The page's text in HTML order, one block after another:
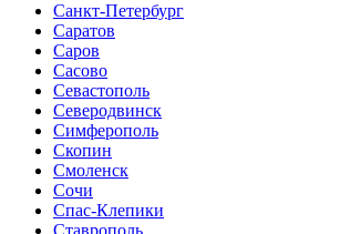
Санкт-Петербург
Саратов
Саров
Сасово
Севастополь
Северодвинск
Симферополь
Скопин
Смоленск
Сочи
Спас-Клепики
Ставрополь